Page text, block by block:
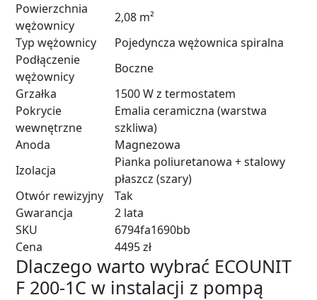
Powierzchnia
wężownicy
2,08 m²
Typ wężownicy
Pojedyncza wężownica spiralna
Podłączenie
wężownicy
Boczne
Grzałka
1500 W z termostatem
Pokrycie
wewnętrzne
Emalia ceramiczna (warstwa
szkliwa)
Anoda
Magnezowa
Izolacja
Pianka poliuretanowa + stalowy
płaszcz (szary)
Otwór rewizyjny
Tak
Gwarancja
2 lata
SKU
6794fa1690bb
Cena
4495 zł
Dlaczego warto wybrać ECOUNIT
F 200-1C w instalacji z pompą